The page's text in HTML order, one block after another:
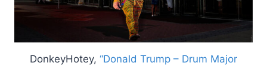
DonkeyHotey, “Donald Trump – Drum Major